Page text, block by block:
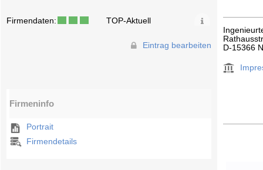
Firmendaten: TOP-Aktuell
Eintrag bearbeiten
Firmeninfo
Portrait
Firmendetails
D-15366